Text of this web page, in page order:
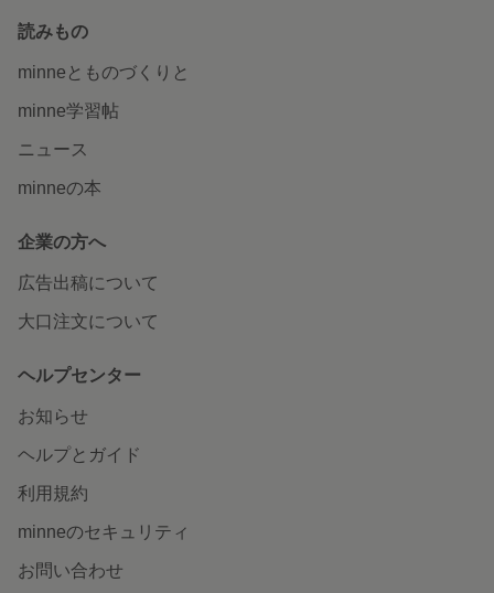
読みもの
minneとものづくりと
minne学習帖
ニュース
minneの本
企業の方へ
広告出稿について
大口注文について
ヘルプセンター
お知らせ
ヘルプとガイド
利用規約
minneのセキュリティ
お問い合わせ